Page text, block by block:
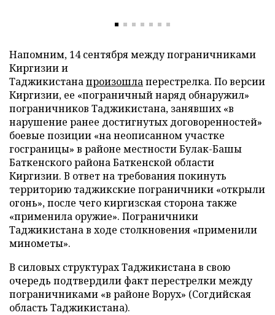
Напомним, 14 сентября между пограничниками
Киргизии и
Таджикистанапроизошлаперестрелка. По версии
Киргизии, ее «пограничный наряд обнаружил»
пограничников Таджикистана, занявших «в
нарушение ранее достигнутых договоренностей»
боевые позиции «на неописанном участке
госграницы» в районе местности Булак-Башы
Баткенского района Баткенской области
Киргизии. В ответ на требования покинуть
территорию таджикские пограничники «открыли
огонь», после чего киргизская сторона также
«применила оружие». Пограничники
Таджикистана в ходе столкновения «применили
минометы».
В силовых структурах Таджикистана в свою
очередь подтвердили факт перестрелки между
пограничниками «в районе Ворух» (Согдийская
область Таджикистана).